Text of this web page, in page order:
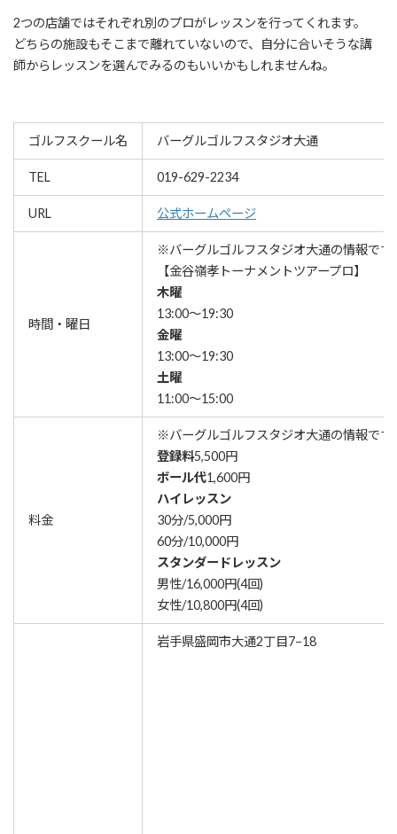
2つの店舗ではそれぞれ別のプロがレッスンを行ってくれます。
どちらの施設もそこまで離れていないので、自分に合いそうな講
師からレッスンを選んでみるのもいいかもしれませんね。
ゴルフスクール名 バーグルゴルフスタジオ大通
TEL 019-629-2234
URL 公式ホームページ
時間・曜日
※バーグルゴルフスタジオ大通の情報です
【金谷嶺孝トーナメントツアープロ】
木曜
13:00～19:30
金曜
13:00～19:30
土曜
11:00～15:00
料金
※バーグルゴルフスタジオ大通の情報です
登録料5,500円
ボール代1,600円
ハイレッスン
30分/5,000円
60分/10,000円
スタンダードレッスン
男性/16,000円(4回)
女性/10,800円(4回)
岩手県盛岡市大通2丁目7−18